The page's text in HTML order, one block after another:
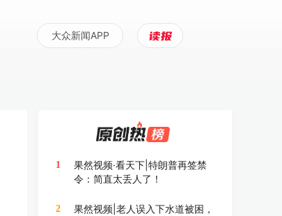
大众新闻APP
1
果然视频·看天下|特朗普再签禁
令：简直太丢人了！
2
果然视频|老人误入下水道被困，